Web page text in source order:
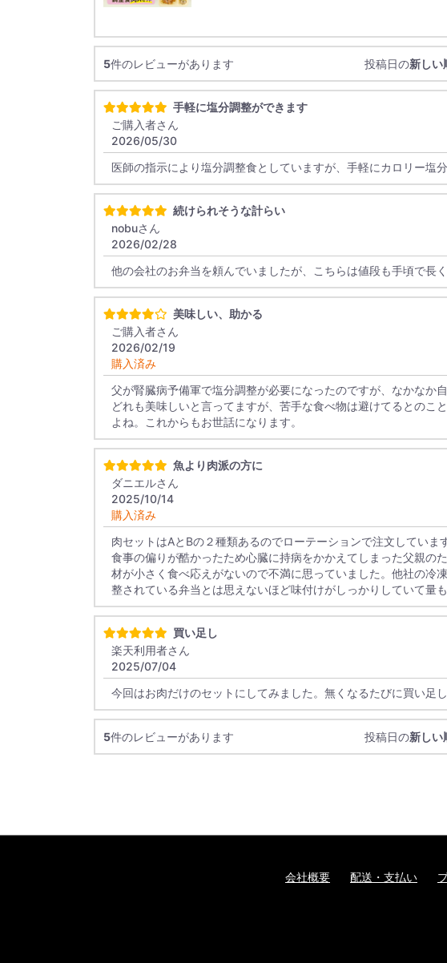
5件のレビューがあります 投稿日の新しい
手軽に塩分調整ができます
ご購入者さん
2026/05/30
医師の指示により塩分調整食としていますが、手軽にカロリー塩
続けられそうな計らい
nobuさん
2026/02/28
他の会社のお弁当を頼んでいましたが、こちらは値段も手頃で長
美味しい、助かる
ご購入者さん
2026/02/19
購入済み
父が腎臓病予備軍で塩分調整が必要になったのですが、なかなか
どれも美味しいと言ってますが、苦手な食べ物は避けてるとの
よね。これからもお世話になります。
魚より肉派の方に
ダニエルさん
2025/10/14
購入済み
肉セットはAとBの２種類あるのでローテーションで注文しています
食事の偏りが酷かったため心臓に持病をかかえてしまった父親の
材が小さく食べ応えがないので不満に思っていました。他社の冷
整されている弁当とは思えないほど味付けがしっかりしていて量
買い足し
楽天利用者さん
2025/07/04
今回はお肉だけのセットにしてみました。無くなるたびに買い足
5件のレビューがあります 投稿日の新しい
会社概要 配送・支払い